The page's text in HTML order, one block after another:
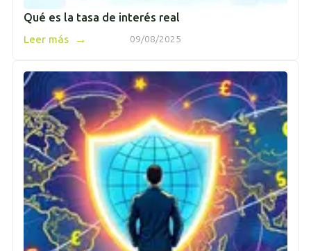
Qué es la tasa de interés real
09/08/2025
Leer más →